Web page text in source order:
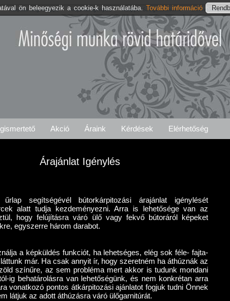
Kárpitos .org Kislippó Árajánlat Igénylés Kislippói Szolgáltatásaink Elérhetőségeink
Akció Áraink Kérdések Elérhetőség
Árajánlat Igénylés
segítségévél bútorkárpitozási árajánlat igénylését
alatt tudja kezdeményezni. Arra is lehetősége van az
hogy felújításra váró ülő vagy fekvő bútoráról képeket
egyszerre három darabot.
a képküldés funkciót, ha lehetséges, elég sok féle- fajta-
már. Ha csak annyit ír, hogy szeretném ha áthúznák az
színűre, az sem probléma mert akkor is tudunk mondani
ig behatárolásra van lehetőségünk, és nem konkrétan arra
vonatkozó pontos átkárpitozási ajánlatot fogjuk tudni Önnek
látjuk az adott áthúzásra váró ülőgarnitúrát.
ön beleegyezik a cookie-k használatába. További információ